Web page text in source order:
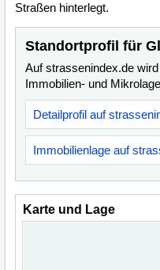
Straßen hinterlegt.
Standortprofil für
Auf strassenindex.de
Immobilien- und
Detailprofil auf
Immobilienlage auf
Karte und Lage